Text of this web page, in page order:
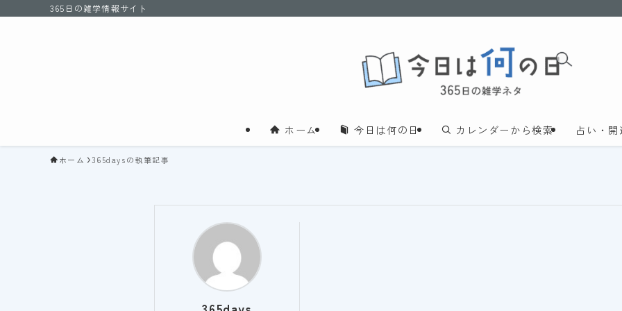
365日の雑学情報サイト
ホーム 今日は何の日 カレンダーから検索 占い・開
ホーム 365daysの執筆記事